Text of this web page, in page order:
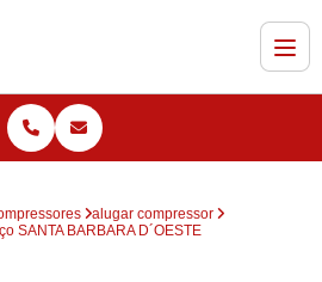
alugar compressor
SANTA BARBARA D´OESTE